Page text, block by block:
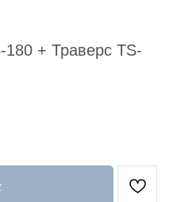
180 + Траверс TS-